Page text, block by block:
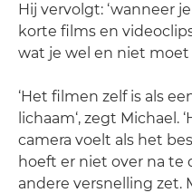
Hij vervolgt: ‘wanneer
korte films en
wat je wel en niet moet
‘Het filmen zelf is als
lichaam‘, zegt Michael.
camera voelt als het
hoeft er niet over na te
andere versnelling zet.